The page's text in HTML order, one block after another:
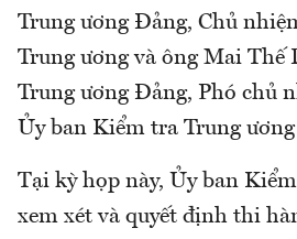
Trung ương Đảng, Chủ
Trung ương và ông Mai Thế
Trung ương Đảng, Phó chủ
Ủy ban Kiểm tra Trung
Tại kỳ họp này, Ủy ban
xem xét và quyết định thi